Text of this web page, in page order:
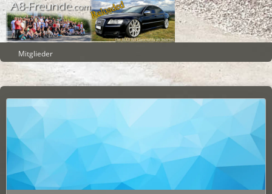
Mitglieder